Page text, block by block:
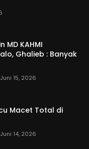
MD KAHMI
Ghalieb : Banyak
Juni 15, 2026
Macet Total di
Juni 14, 2026